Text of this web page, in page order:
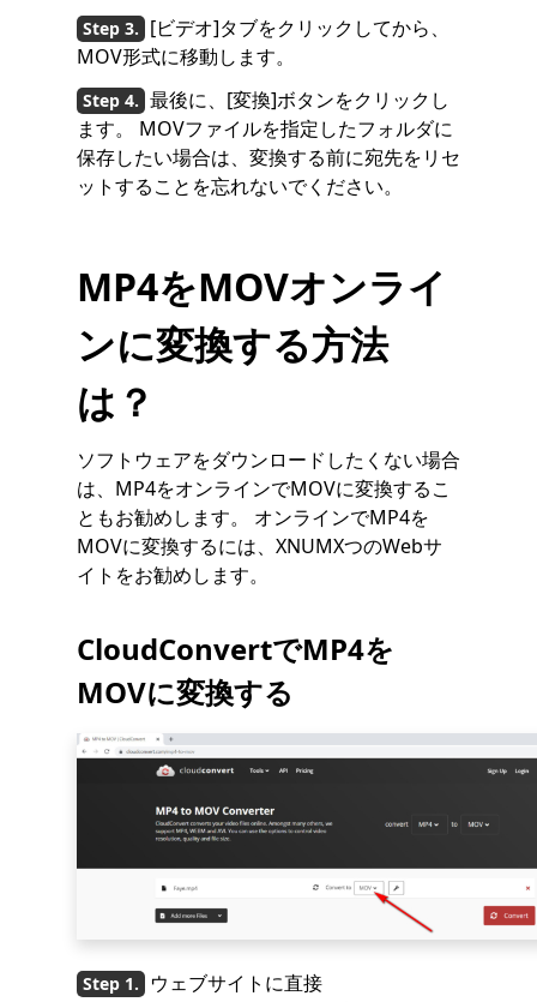
[ビデオ]タブをクリックしてから、
MOV形式に移動します。
最後に、[変換]ボタンをクリックし
ます。 MOVファイルを指定したフォルダに
保存したい場合は、変換する前に宛先をリセ
ットすることを忘れないでください。
MP4をMOVオンライ
ンに変換する方法
は？
ソフトウェアをダウンロードしたくない場合
は、MP4をオンラインでMOVに変換するこ
ともお勧めします。 オンラインでMP4を
MOVに変換するには、XNUMXつのWebサ
イトをお勧めします。
CloudConvertでMP4を
MOVに変換する
ウェブサイトに直接